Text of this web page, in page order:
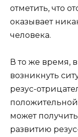
отметить, что
оказывает
человека.
В то же время,
возникнуть
резус-
может
развитию